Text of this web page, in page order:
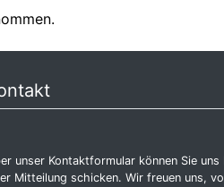
unser Kontaktformular können Sie
Mitteilung schicken. Wir freuen uns,